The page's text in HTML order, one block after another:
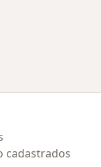
cadastrados